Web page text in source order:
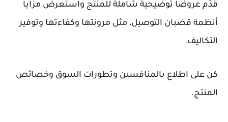
قدِّم عروضًا توضيحية شاملة للمنتج واستعرض مزايا
أنظمة قضبان التوصيل، مثل مرونتها وكفاءتها وتوفير
التكاليف.
كن على اطلاع بالمنافسين وتطورات السوق وخصائص
المنتج.